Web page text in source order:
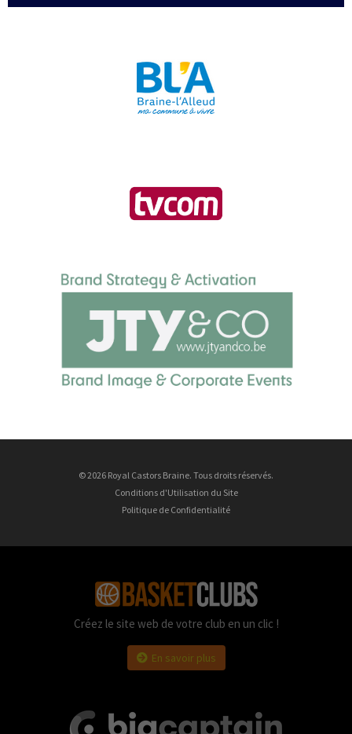
© 2026 Royal Castors Braine. Tous droits réservés.
Conditions d'Utilisation du Site
Politique de Confidentialité
Créez le site web de votre club en un clic !
En savoir plus